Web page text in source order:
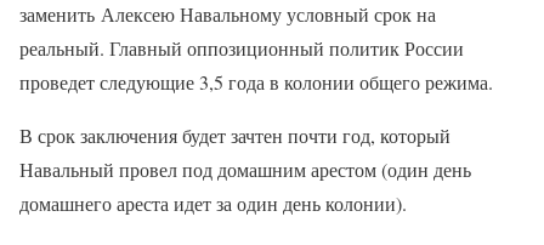
заменить Алексею Навальному условный срок на
реальный. Главный оппозиционный политик России
проведет следующие 3,5 года в колонии общего режима.
В срок заключения будет зачтен почти год, который
Навальный провел под домашним арестом (один день
домашнего ареста идет за один день колонии).